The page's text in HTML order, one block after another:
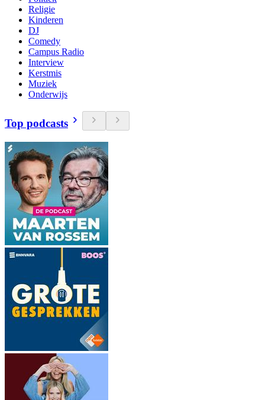
Religie
Kinderen
DJ
Comedy
Campus Radio
Interview
Kerstmis
Muziek
Onderwijs
Top podcasts